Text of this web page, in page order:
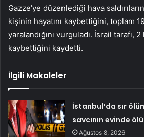
Gazze’ye düzenlediği hava
kişinin hayatını kaybettiğini, toplam
yaralandığını vurguladı. İsrail tarafı, 2
kaybettiğini kaydetti.
İlgili Makaleler
İstanbul’da sır
savcının evinde
Ağustos 8, 2026